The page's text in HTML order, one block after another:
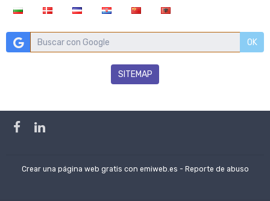
OK
SITEMAP
Crear una página web gratis con emiweb.es - Reporte de abuso